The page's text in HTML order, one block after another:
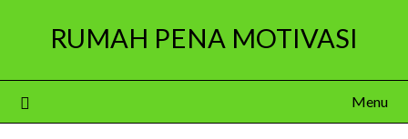
RUMAH PENA MOTIVASI
Menu